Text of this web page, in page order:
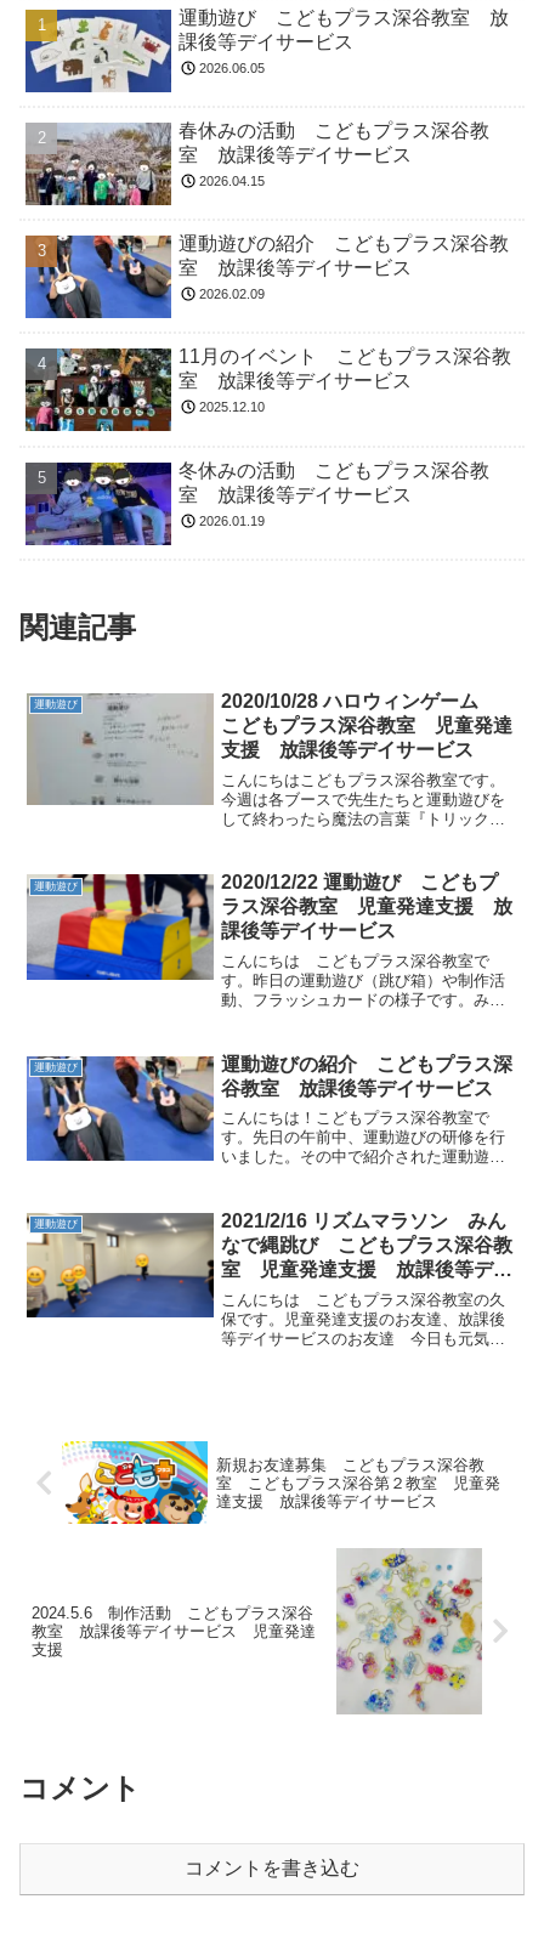
運動遊び こどもプラス深谷教室 放
課後等デイサービス
2026.06.05
春休みの活動 こどもプラス深谷教
室 放課後等デイサービス
2026.04.15
運動遊びの紹介 こどもプラス深谷教
室 放課後等デイサービス
2026.02.09
11月のイベント こどもプラス深谷教
室 放課後等デイサービス
2025.12.10
冬休みの活動 こどもプラス深谷教
室 放課後等デイサービス
2026.01.19
関連記事
運動遊び
2020/10/28 ハロウィンゲーム
こどもプラス深谷教室 児童発達
支援 放課後等デイサービス
こんにちはこどもプラス深谷教室です。
今週は各ブースで先生たちと運動遊びを
して終わったら魔法の言葉『トリック
言葉を言えました。今日のお友達も元気
に頑張ろうね。
運動遊び
2020/12/22 運動遊び こどもプ
ラス深谷教室 児童発達支援 放
課後等デイサービス
こんにちは こどもプラス深谷教室で
す。昨日の運動遊び（跳び箱）や制作活
動、フラッシュカードの様子です。みん
発達支援（未就学児） 放課後等デイサ
ービス（小学生）のお友達の...
運動遊び
運動遊びの紹介 こどもプラス深
谷教室 放課後等デイサービス
こんにちは！こどもプラス深谷教室で
す。先日の午前中、運動遊びの研修を行
いました。その中で紹介された運動遊び
す。職員が持ったタオルをしっかりと握
り、少しの距離を引っ張って...
運動遊び
2021/2/16 リズムマラソン みん
なで縄跳び こどもプラス深谷教
室 児童発達支援 放課後等デイ
サービス
こんにちは こどもプラス深谷教室の久
保です。児童発達支援のお友達、放課後
等デイサービスのお友達 今日も元気い
新規お友達募集 こどもプラス深谷教
室 こどもプラス深谷第２教室 児童発
達支援 放課後等デイサービス
2024.5.6 制作活動 こどもプラス深谷
教室 放課後等デイサービス 児童発達
支援
コメント
コメントを書き込む